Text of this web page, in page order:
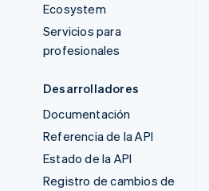
Ecosystem
Servicios para
profesionales
Desarrolladores
Documentación
Referencia de la API
Estado de la API
Registro de cambios de